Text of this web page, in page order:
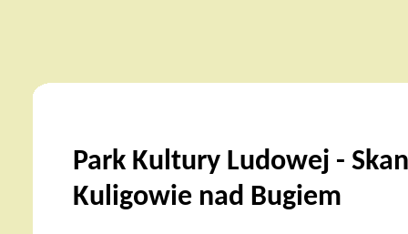
Park Kultury Ludowej -
Kuligowie nad Bugiem